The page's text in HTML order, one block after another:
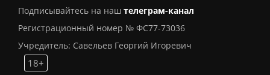
Подписывайтесь на наш телеграм-канал
Регистрационный номер № ФС77-73036
Учредитель: Савельев Георгий Игоревич
18+